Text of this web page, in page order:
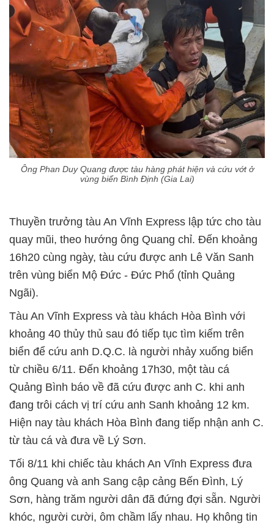
Ông Phan Duy Quang được tàu hàng phát hiện và cứu vớt ở
vùng biển Bình Định (Gia Lai)
Thuyền trưởng tàu An Vĩnh Express lập tức cho tàu
quay mũi, theo hướng ông Quang chỉ. Đến khoảng
16h20 cùng ngày, tàu cứu được anh Lê Văn Sanh
trên vùng biển Mộ Đức - Đức Phổ (tỉnh Quảng
Ngãi).
Tàu An Vĩnh Express và tàu khách Hòa Bình với
khoảng 40 thủy thủ sau đó tiếp tục tìm kiếm trên
biển để cứu anh D.Q.C. là người nhảy xuống biển
từ chiều 6/11. Đến khoảng 17h30, một tàu cá
Quảng Bình báo về đã cứu được anh C. khi anh
đang trôi cách vị trí cứu anh Sanh khoảng 12 km.
Hiện nay tàu khách Hòa Bình đang tiếp nhận anh C.
từ tàu cá và đưa về Lý Sơn.
Tối 8/11 khi chiếc tàu khách An Vĩnh Express đưa
ông Quang và anh Sang cập cảng Bến Đình, Lý
Sơn, hàng trăm người dân đã đứng đợi sẵn. Người
khóc, người cười, ôm chầm lấy nhau. Họ không tin